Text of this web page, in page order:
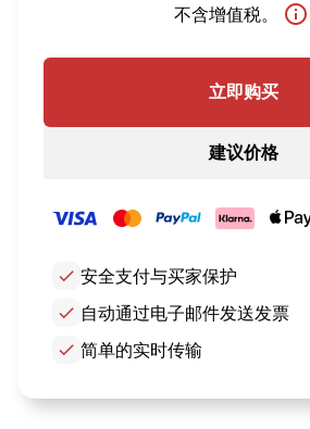
不含增值税。 info_outline
立即购买
建议价格
check 安全支付与买家保护
check 自动通过电子邮件发送发票
check 简单的实时传输